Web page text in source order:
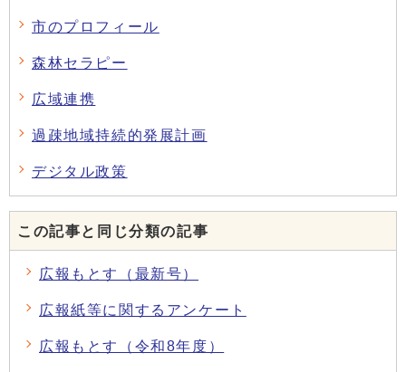
市のプロフィール
森林セラピー
広域連携
過疎地域持続的発展計画
デジタル政策
この記事と同じ分類の記事
広報もとす（最新号）
広報紙等に関するアンケート
広報もとす（令和8年度）